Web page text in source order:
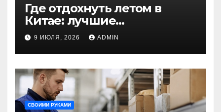
Где отдохнуть летом в
Китае: лучшие
направления для
незабываемого
путешествия
9 ИЮЛЯ, 2026 ADMIN
СВОИМИ РУКАМИ